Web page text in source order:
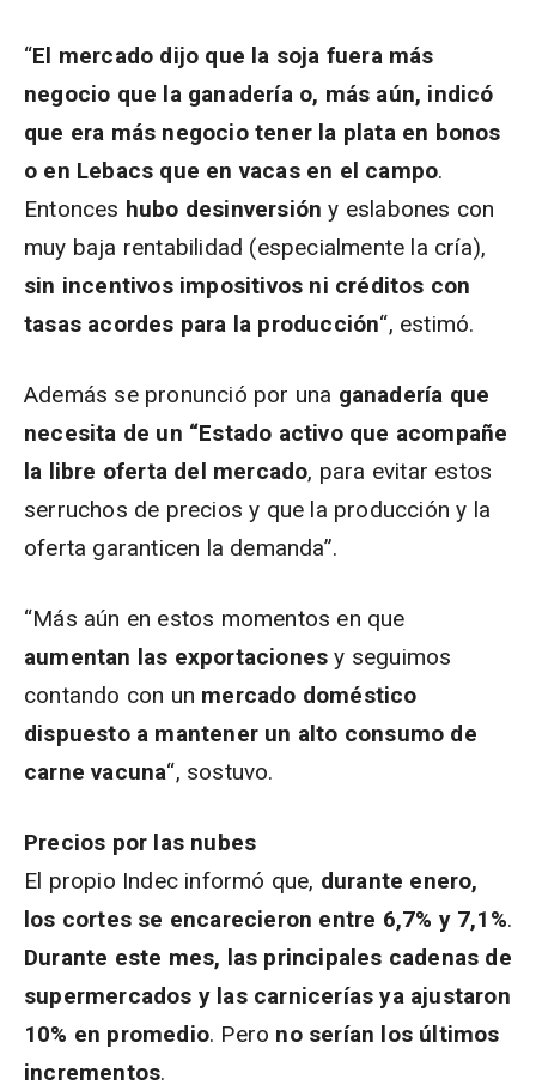
“El mercado dijo que la soja fuera más
negocio que la ganadería o, más aún, indicó
que era más negocio tener la plata en bonos
o en Lebacs que en vacas en el campo.
Entonces hubo desinversión y eslabones con
muy baja rentabilidad (especialmente la cría),
sin incentivos impositivos ni créditos con
tasas acordes para la producción“, estimó.
Además se pronunció por una ganadería que
necesita de un “Estado activo que acompañe
la libre oferta del mercado, para evitar estos
serruchos de precios y que la producción y la
oferta garanticen la demanda”.
“Más aún en estos momentos en que
aumentan las exportaciones y seguimos
contando con un mercado doméstico
dispuesto a mantener un alto consumo de
carne vacuna“, sostuvo.
Precios por las nubes
El propio Indec informó que, durante enero,
los cortes se encarecieron entre 6,7% y 7,1%.
Durante este mes, las principales cadenas de
supermercados y las carnicerías ya ajustaron
10% en promedio. Pero no serían los últimos
incrementos.